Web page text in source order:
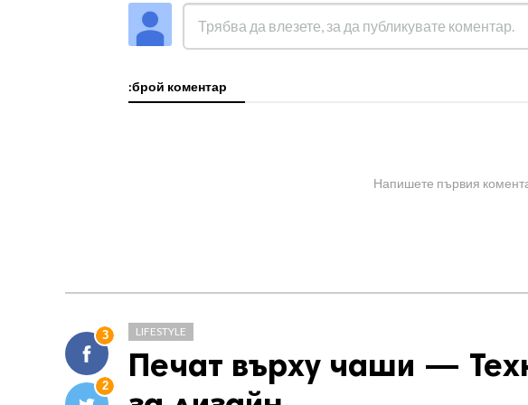
:брой коментар
Напишете първия
3
2
LIFESTYLE
Печат върху чаши —